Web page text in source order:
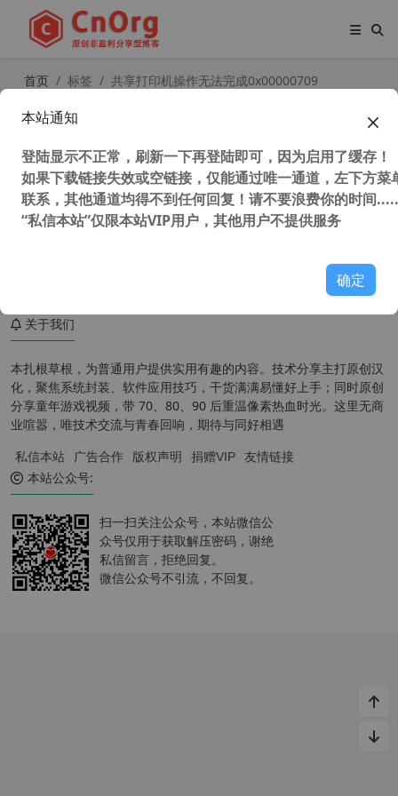
首页 标签 共享打印机操作无法完成0x00000709
Win10 以上系统共享打印机 报错误 0
以上所有电脑可用
关于我们
本扎根草根，为普通用户提供实用有趣的内容。技术分享主打原创汉
化，聚焦系统封装、软件应用技巧，干货满满易懂好上手；同时原创
分享童年游戏视频，带 70、80、90 后重温像素热血时光。这里无商
业喧嚣，唯技术交流与青春回响，期待与同好相遇
私信本站 广告合作 版权声明 捐赠VIP 友情链接
本站公众号:
扫一扫关注公众号，本站微信公
众号仅用于获取解压密码，谢绝
私信留言，拒绝回复。
微信公众号不引流，不回复。
本站通知
登陆显示不正常，刷新一下再登陆即可，因为启用了缓存！
如果下载链接失效或空链接，仅能通过唯一通道，左下方菜
联系，其他通道均得不到任何回复！请不要浪费你的时间
“私信本站”仅限本站VIP用户，其他用户不提供服务
确定